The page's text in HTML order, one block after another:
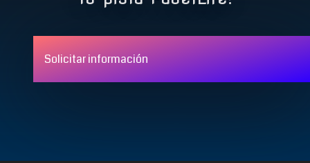
Solicitar información